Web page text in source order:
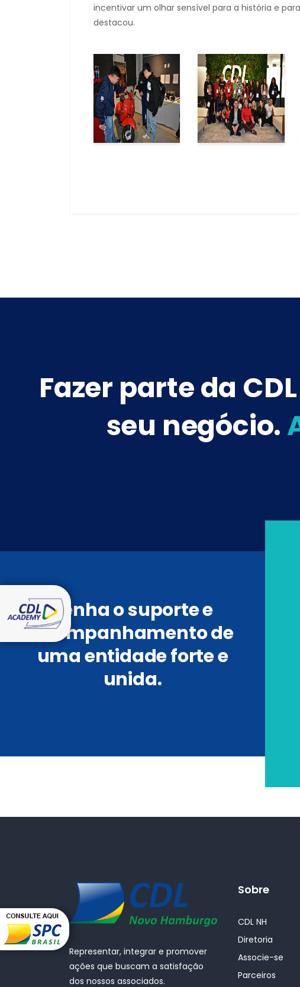
incentivar um olhar sensível para a história e
destacou.
Fazer parte da
seu negócio.
Tenha o suporte e
acompanhamento de
uma entidade forte e
unida.
Representar, integrar e promover
ações que buscam a satisfação
dos nossos associados.
Sobre
CDL NH
Diretoria
Associe-se
Parceiros